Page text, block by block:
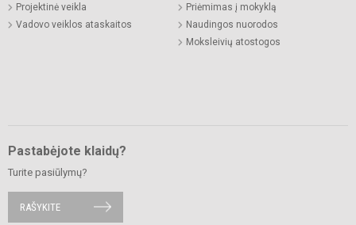
Projektinė veikla
Vadovo veiklos ataskaitos
Priėmimas į mokyklą
Naudingos nuorodos
Moksleivių atostogos
Pastabėjote klaidų?
Turite pasiūlymų?
RAŠYKITE